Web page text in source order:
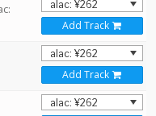
Add Track
Add Track